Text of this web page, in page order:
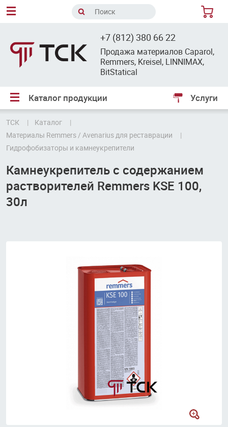
+7 (812) 380 66 22
Продажа материалов Caparol,
Remmers, Kreisel, LINNIMAX,
BitStatical
Каталог продукции Услуги
ТСК
Каталог
Материалы Remmers / Avenarius для реставрации
Гидрофобизаторы и камнеукрепители
Камнеукрепитель с содержанием
растворителей Remmers KSE 100,
30л